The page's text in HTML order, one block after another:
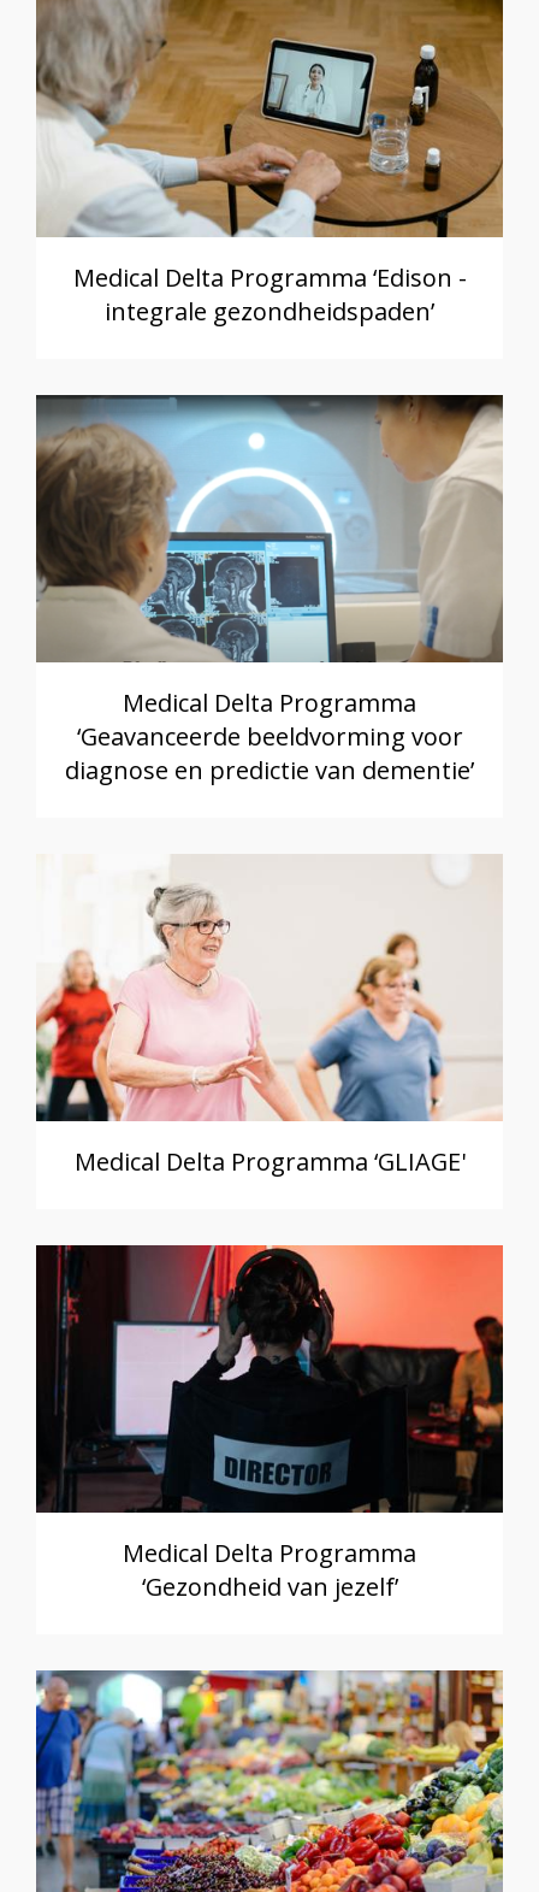
Medical Delta Programma ‘Edison -
integrale gezondheidspaden’
Medical Delta Programma
‘Geavanceerde beeldvorming voor
diagnose en predictie van dementie’
Medical Delta Programma ‘GLIAGE'
Medical Delta Programma
‘Gezondheid van jezelf’